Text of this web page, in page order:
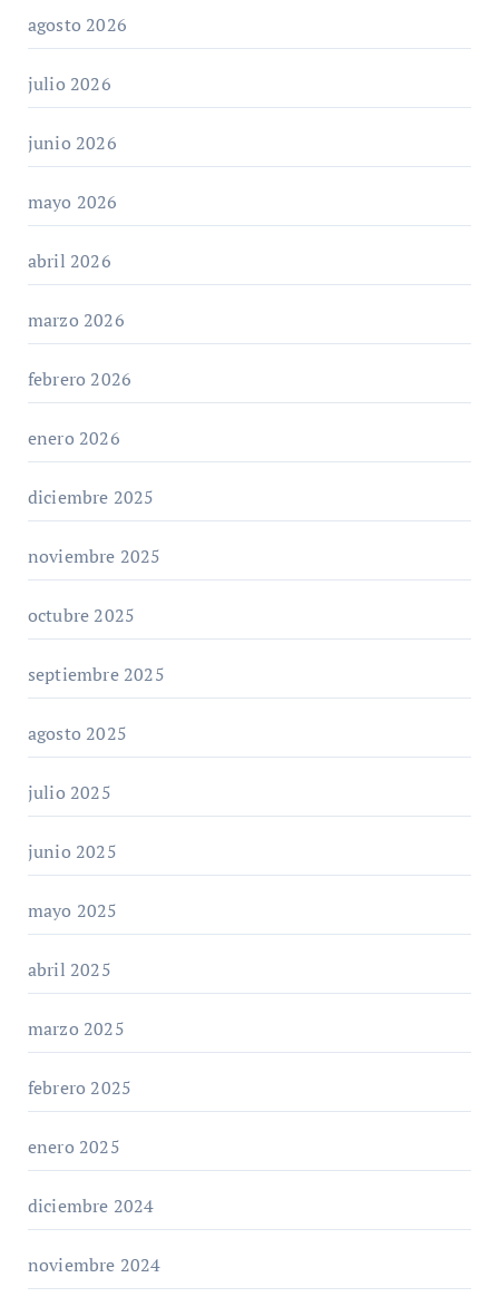
agosto 2026
julio 2026
junio 2026
mayo 2026
abril 2026
marzo 2026
febrero 2026
enero 2026
diciembre 2025
noviembre 2025
octubre 2025
septiembre 2025
agosto 2025
julio 2025
junio 2025
mayo 2025
abril 2025
marzo 2025
febrero 2025
enero 2025
diciembre 2024
noviembre 2024